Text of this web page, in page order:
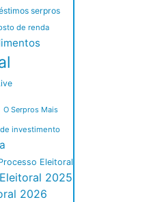
serpros
de renda
O Serpros Mais
investimento
Eleitoral
2025
2026